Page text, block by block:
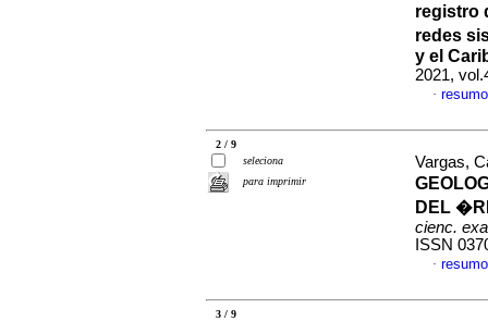
registro
redes
y el
2021,
·
2 / 9
seleciona
para imprimir
Vargas,
DEL
cienc.
ISSN
·
3 / 9